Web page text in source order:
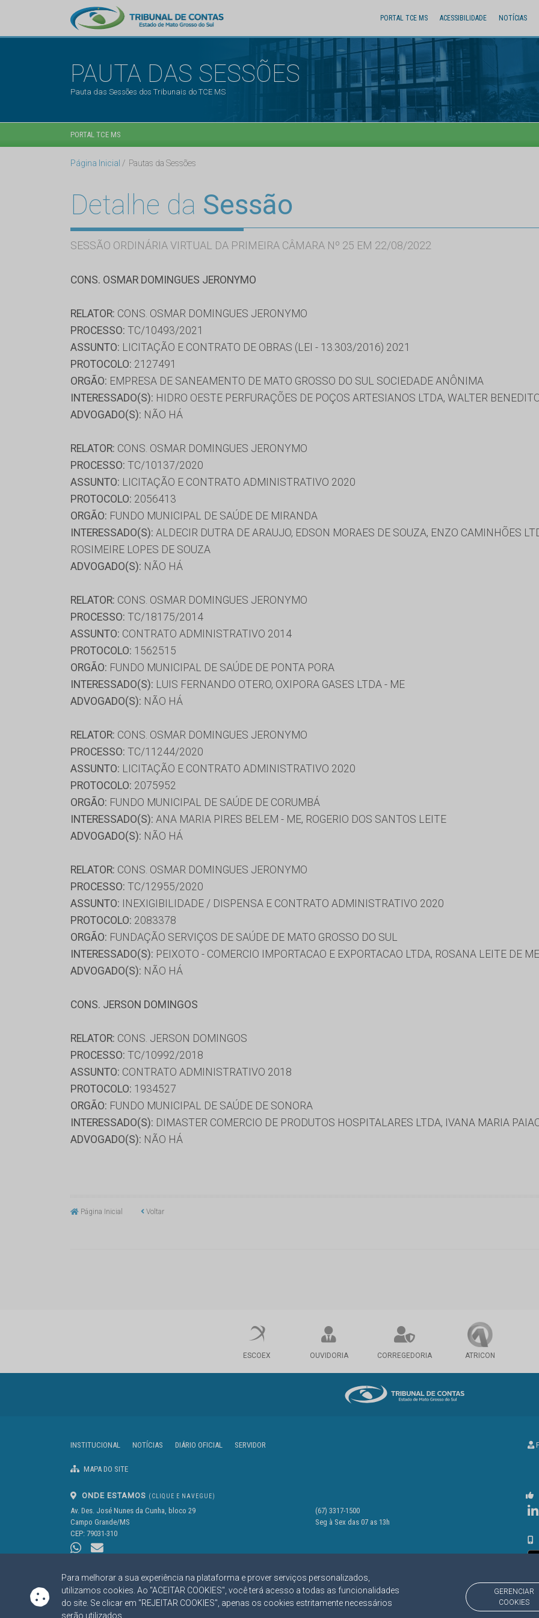
Para melhorar a sua experiência na plataforma e prover serviços personalizados,
utilizamos cookies. Ao "ACEITAR COOKIES", você terá acesso a todas as funcionalidades
do site. Se clicar em "REJEITAR COOKIES", apenas os cookies estritamente necessários
serão utilizados.
GERENCIAR
COOKIES
PORTAL TCE MS ACESSIBILIDADE NOTÍCIAS
PAUTA DAS SESSÕES
Pauta das Sessões dos Tribunais do TCE MS
PORTAL TCE MS
Página Inicial Pautas da Sessões
Detalhe da Sessão
SESSÃO ORDINÁRIA VIRTUAL DA PRIMEIRA CÂMARA Nº 25 EM 22/08/2022
CONS. OSMAR DOMINGUES JERONYMO
RELATOR: CONS. OSMAR DOMINGUES JERONYMO
PROCESSO: TC/10493/2021
ASSUNTO: LICITAÇÃO E CONTRATO DE OBRAS (LEI - 13.303/2016) 2021
PROTOCOLO: 2127491
ORGÃO: EMPRESA DE SANEAMENTO DE MATO GROSSO DO SUL SOCIEDADE ANÔNIMA
INTERESSADO(S): HIDRO OESTE PERFURAÇÕES DE POÇOS ARTESIANOS LTDA, WALTER
ADVOGADO(S): NÃO HÁ
RELATOR: CONS. OSMAR DOMINGUES JERONYMO
PROCESSO: TC/10137/2020
ASSUNTO: LICITAÇÃO E CONTRATO ADMINISTRATIVO 2020
PROTOCOLO: 2056413
ORGÃO: FUNDO MUNICIPAL DE SAÚDE DE MIRANDA
INTERESSADO(S): ALDECIR DUTRA DE ARAUJO, EDSON MORAES DE SOUZA, ENZO CAMINHÕES
ROSIMEIRE LOPES DE SOUZA
ADVOGADO(S): NÃO HÁ
RELATOR: CONS. OSMAR DOMINGUES JERONYMO
PROCESSO: TC/18175/2014
ASSUNTO: CONTRATO ADMINISTRATIVO 2014
PROTOCOLO: 1562515
ORGÃO: FUNDO MUNICIPAL DE SAÚDE DE PONTA PORA
INTERESSADO(S): LUIS FERNANDO OTERO, OXIPORA GASES LTDA - ME
ADVOGADO(S): NÃO HÁ
RELATOR: CONS. OSMAR DOMINGUES JERONYMO
PROCESSO: TC/11244/2020
ASSUNTO: LICITAÇÃO E CONTRATO ADMINISTRATIVO 2020
PROTOCOLO: 2075952
ORGÃO: FUNDO MUNICIPAL DE SAÚDE DE CORUMBÁ
INTERESSADO(S): ANA MARIA PIRES BELEM - ME, ROGERIO DOS SANTOS LEITE
ADVOGADO(S): NÃO HÁ
RELATOR: CONS. OSMAR DOMINGUES JERONYMO
PROCESSO: TC/12955/2020
ASSUNTO: INEXIGIBILIDADE / DISPENSA E CONTRATO ADMINISTRATIVO 2020
PROTOCOLO: 2083378
ORGÃO: FUNDAÇÃO SERVIÇOS DE SAÚDE DE MATO GROSSO DO SUL
INTERESSADO(S): PEIXOTO - COMERCIO IMPORTACAO E EXPORTACAO LTDA, ROSANA LEITE DE
ADVOGADO(S): NÃO HÁ
CONS. JERSON DOMINGOS
RELATOR: CONS. JERSON DOMINGOS
PROCESSO: TC/10992/2018
ASSUNTO: CONTRATO ADMINISTRATIVO 2018
PROTOCOLO: 1934527
ORGÃO: FUNDO MUNICIPAL DE SAÚDE DE SONORA
INTERESSADO(S): DIMASTER COMERCIO DE PRODUTOS HOSPITALARES LTDA, IVANA MARIA
ADVOGADO(S): NÃO HÁ
Página Inicial Voltar
ESCOEX OUVIDORIA CORREGEDORIA ATRICON
INSTITUCIONAL NOTÍCIAS DIÁRIO OFICIAL SERVIDOR
MAPA DO SITE
ONDE ESTAMOS (CLIQUE E NAVEGUE)
Av. Des. José Nunes da Cunha, bloco 29
Campo Grande/MS
CEP: 79031-310
(67) 3317-1500
Seg à Sex das 07 as 13h
https://www.tce.ms.gov.br